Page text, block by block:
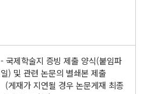
- 국제학술지 증빙 제출 양식(붙임파
일) 및 관련 논문의 별쇄본 제출
(게재가 지연될 경우 논문게재 최종